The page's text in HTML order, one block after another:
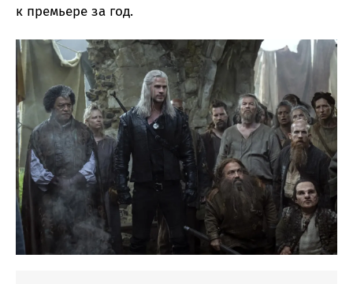
к премьере за год.